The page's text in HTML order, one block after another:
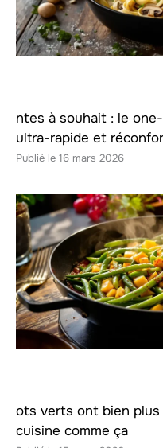
ntes à souhait : le
ultra-rapide et
16 mars 2026
ots verts ont bien
cuisine comme ça